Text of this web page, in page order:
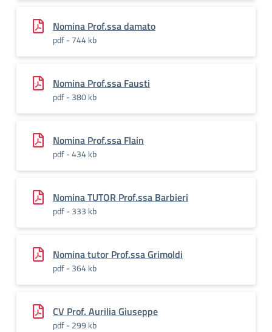
Nomina Prof.ssa damato
pdf - 744 kb
Nomina Prof.ssa Fausti
pdf - 380 kb
Nomina Prof.ssa Flain
pdf - 434 kb
Nomina TUTOR Prof.ssa Barbieri
pdf - 333 kb
Nomina tutor Prof.ssa Grimoldi
pdf - 364 kb
CV Prof. Aurilia Giuseppe
pdf - 299 kb